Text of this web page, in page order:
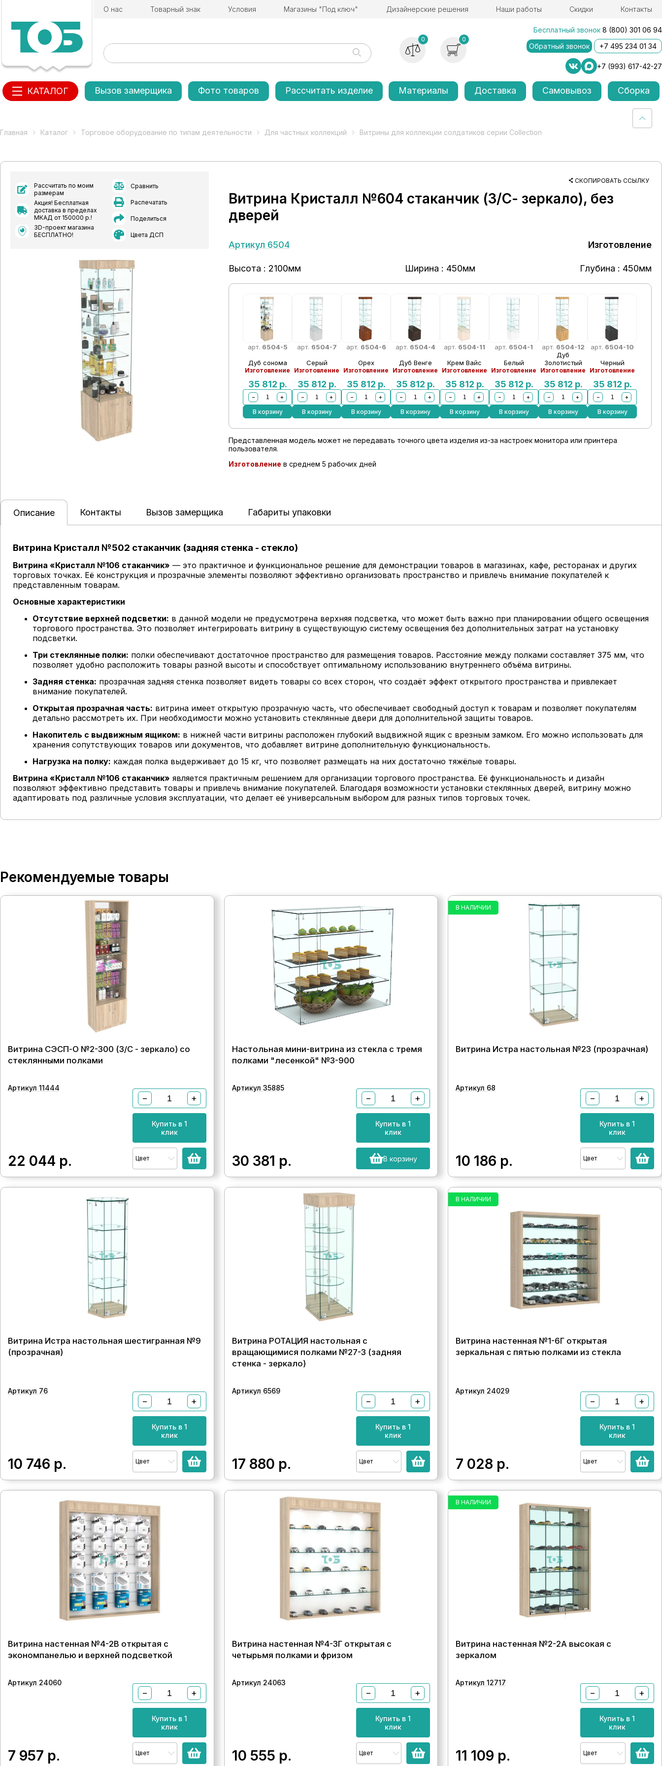
О нас Товарный знак Условия Магазины "Под ключ" Дизайнерские решения Наши работы Скидки Контакты
0 0
Бесплатный звонок 8 (800) 301 06 94
Обратный звонок
+7 495 234 01 34
+7 (993) 617-42-27
КАТАЛОГ Вызов замерщика Фото товаров Рассчитать изделие Материалы Доставка Самовывоз Сборка
Главная Каталог Торговое оборудование по типам деятельности Для частных коллекций Витрины для коллекции солдатиков серии Collection
Рассчитать по моим
размерам
Акция! Бесплатная
доставка в пределах
МКАД от 150000 р.!
3D-проект магазина
БЕСПЛАТНО!
Сравнить
Распечатать
Поделиться
Цвета ДСП
СКОПИРОВАТЬ ССЫЛКУ
Витрина Кристалл №604 стаканчик (З/С- зеркало), без
дверей
Артикул 6504 Изготовление
Высота : 2100мм Ширина : 450мм Глубина : 450мм
арт. 6504-5
Дуб сонома
Изготовление
35 812 р.
−
+
В корзину
арт. 6504-7
Серый
Изготовление
35 812 р.
−
+
В корзину
арт. 6504-6
Орех
Изготовление
35 812 р.
−
+
В корзину
арт. 6504-4
Дуб Венге
Изготовление
35 812 р.
−
+
В корзину
арт. 6504-11
Крем Вайс
Изготовление
35 812 р.
−
+
В корзину
арт. 6504-1
Белый
Изготовление
35 812 р.
−
+
В корзину
арт. 6504-12
Дуб
Золотистый
Изготовление
35 812 р.
−
+
В корзину
арт. 6504-10
Черный
Изготовление
35 812 р.
−
+
В корзину
Представленная модель может не передавать точного цвета изделия из-за настроек монитора или принтера
пользователя.
Изготовление в среднем 5 рабочих дней
Описание Контакты Вызов замерщика Габариты упаковки
Витрина Кристалл №502 стаканчик (задняя стенка - стекло)
Витрина «Кристалл №106 стаканчик» — это практичное и функциональное решение для демонстрации товаров в магазинах, кафе, ресторанах и других
торговых точках. Её конструкция и прозрачные элементы позволяют эффективно организовать пространство и привлечь внимание покупателей к
представленным товарам.
Основные характеристики
Отсутствие верхней подсветки: в данной модели не предусмотрена верхняя подсветка, что может быть важно при планировании общего освещения
торгового пространства. Это позволяет интегрировать витрину в существующую систему освещения без дополнительных затрат на установку
подсветки.
Три стеклянные полки: полки обеспечивают достаточное пространство для размещения товаров. Расстояние между полками составляет 375 мм, что
позволяет удобно расположить товары разной высоты и способствует оптимальному использованию внутреннего объёма витрины.
Задняя стенка: прозрачная задняя стенка позволяет видеть товары со всех сторон, что создаёт эффект открытого пространства и привлекает
внимание покупателей.
Открытая прозрачная часть: витрина имеет открытую прозрачную часть, что обеспечивает свободный доступ к товарам и позволяет покупателям
детально рассмотреть их. При необходимости можно установить стеклянные двери для дополнительной защиты товаров.
Накопитель с выдвижным ящиком: в нижней части витрины расположен глубокий выдвижной ящик с врезным замком. Его можно использовать для
хранения сопутствующих товаров или документов, что добавляет витрине дополнительную функциональность.
Нагрузка на полку: каждая полка выдерживает до 15 кг, что позволяет размещать на них достаточно тяжёлые товары.
Витрина «Кристалл №106 стаканчик» является практичным решением для организации торгового пространства. Её функциональность и дизайн
позволяют эффективно представить товары и привлечь внимание покупателей. Благодаря возможности установки стеклянных дверей, витрину можно
адаптировать под различные условия эксплуатации, что делает её универсальным выбором для разных типов торговых точек.
Рекомендуемые товары
Витрина СЭСП-О №2-300 (З/C - зеркало) со
стеклянными полками
Артикул 11444
22 044 р.
− +
Купить в 1
клик
Цвет
Настольная мини-витрина из стекла с тремя
полками "лесенкой" №3-900
Артикул 35885
30 381 р.
− +
Купить в 1
клик
В корзину
В НАЛИЧИИ
Витрина Истра настольная №23 (прозрачная)
Артикул 68
10 186 р.
− +
Купить в 1
клик
Цвет
Витрина Истра настольная шестигранная №9
(прозрачная)
Артикул 76
10 746 р.
− +
Купить в 1
клик
Цвет
Витрина РОТАЦИЯ настольная с
вращающимися полками №27-3 (задняя
стенка - зеркало)
Артикул 6569
17 880 р.
− +
Купить в 1
клик
Цвет
В НАЛИЧИИ
Витрина настенная №1-6Г открытая
зеркальная с пятью полками из стекла
Артикул 24029
7 028 р.
− +
Купить в 1
клик
Цвет
Витрина настенная №4-2В открытая с
экономпанелью и верхней подсветкой
Артикул 24060
7 957 р.
− +
Купить в 1
клик
Цвет
Витрина настенная №4-3Г открытая с
четырьмя полками и фризом
Артикул 24063
10 555 р.
− +
Купить в 1
клик
Цвет
В НАЛИЧИИ
Витрина настенная №2-2А высокая с
зеркалом
Артикул 12717
11 109 р.
− +
Купить в 1
клик
Цвет